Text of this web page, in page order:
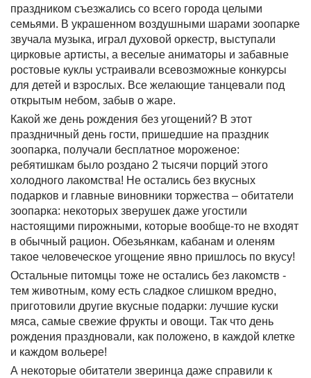
праздником съезжались со всего города целыми
семьями. В украшенном воздушными шарами зоопарке
звучала музыка, играл духовой оркестр, выступали
цирковые артисты, а веселые аниматоры и забавные
ростовые куклы устраивали всевозможные конкурсы
для детей и взрослых. Все желающие танцевали под
открытым небом, забыв о жаре.
Какой же день рождения без угощений? В этот
праздничный день гости, пришедшие на праздник
зоопарка, получали бесплатное мороженое:
ребятишкам было роздано 2 тысячи порций этого
холодного лакомства! Не остались без вкусных
подарков и главные виновники торжества – обитатели
зоопарка: некоторых зверушек даже угостили
настоящими пирожными, которые вообще-то не входят
в обычный рацион. Обезьянкам, кабанам и оленям
такое человеческое угощение явно пришлось по вкусу!
Остальные питомцы тоже не остались без лакомств -
тем животным, кому есть сладкое слишком вредно,
приготовили другие вкусные подарки: лучшие куски
мяса, самые свежие фрукты и овощи. Так что день
рождения праздновали, как положено, в каждой клетке
и каждом вольере!
А некоторые обитатели зверинца даже справили к